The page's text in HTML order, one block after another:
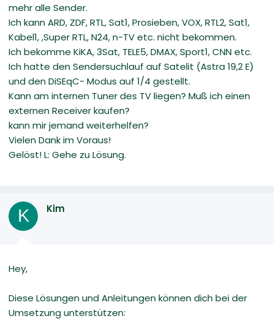
mehr alle Sender.
Ich kann ARD, ZDF, RTL, Sat1, Prosieben, VOX, RTL2, Sat1,
Kabel1, ,Super RTL, N24, n-TV etc. nicht bekommen.
Ich bekomme KiKA, 3Sat, TELE5, DMAX, Sport1, CNN etc.
Ich hatte den Sendersuchlauf auf Satelit (Astra 19,2 E)
und den DiSEqC- Modus auf 1/4 gestellt.
Kann am internen Tuner des TV liegen? Muß ich einen
externen Receiver kaufen?
kann mir jemand weiterhelfen?
Vielen Dank im Voraus!
Gelöst! L: Gehe zu Lösung.
K Kim
Hey,
Diese Lösungen und Anleitungen können dich bei der
Umsetzung unterstützen: